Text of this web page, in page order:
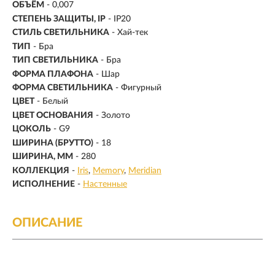
ОБЪЁМ - 0,007
СТЕПЕНЬ ЗАЩИТЫ, IP - IP20
СТИЛЬ СВЕТИЛЬНИКА - Хай-тек
ТИП - Бра
ТИП СВЕТИЛЬНИКА - Бра
ФОРМА ПЛАФОНА - Шар
ФОРМА СВЕТИЛЬНИКА - Фигурный
ЦВЕТ - Белый
ЦВЕТ ОСНОВАНИЯ - Золото
ЦОКОЛЬ - G9
ШИРИНА (БРУТТО) - 18
ШИРИНА, ММ - 280
КОЛЛЕКЦИЯ - Iris Memory
Meridian
ИСПОЛНЕНИЕ - Настенные
ОПИСАНИЕ